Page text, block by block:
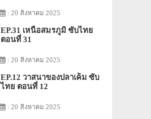
: 20 สิงหาคม 2025
EP.31 เหนือสมรภูมิ ซับไทย
ตอนที่ 31
: 20 สิงหาคม 2025
EP.12 วาสนาของปลาเค็ม ซับ
ไทย ตอนที่ 12
: 20 สิงหาคม 2025